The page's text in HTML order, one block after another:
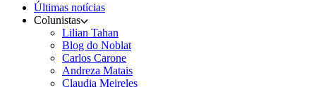
Últimas notícias
Colunistas
Lilian Tahan
Blog do Noblat
Carlos Carone
Andreza Matais
Claudia Meireles